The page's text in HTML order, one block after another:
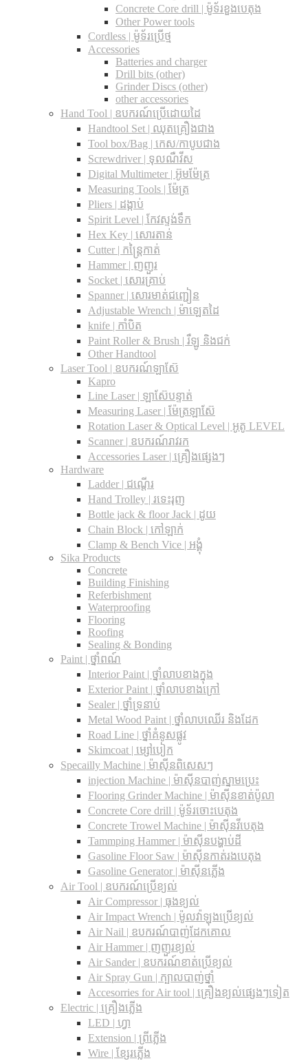
Concrete Core drill | ម៉ូទ័រខួងបេតុង
Other Power tools
Cordless​ | ម៉ូទ័រប្រើថ្ម
Accessories
Batteries and charger
Drill bits (other)
Grinder Discs (other)
other accessories
Hand Tool | ឧបករណ៍ប្រើដោយដៃ
Handtool Set | ឈុតគ្រឿងជាង
Tool box/Bag | កេស/កាបូបជាង
Screwdriver | ទុលណឺវីស
Digital Multimeter | អ៊ូមម៉ែត្រ
Measuring Tools | ម៉ែត្រ
Pliers | ដង្កាប់
Spirit Level | កែវស្ទង់ទឹក
Hex Key | សោរតាន់
Cutter | កន្រ្តៃកាត់
Hammer | ញញួរ
Socket | សោរគ្រាប់
Spanner |​ សោរមាត់ជញ្ជៀន
Adjustable Wrench |​ ម៉ាឡេតដៃ
knife | កាំបិត
Paint Roller & Brush | រឺឡូ និងជក់
Other Handtool
Laser Tool | ឧបករណ៍ឡាស៊ែ
Kapro
Line Laser | ឡាស៊ែបន្ទាត់
Measuring Laser | ម៉ែត្រឡាស៊ែ
Rotation Laser & Optical Level | អូតូ LEVEL
Scanner | ឧបករណ៍រាវរក
Accessories Laser | គ្រឿងផ្សេងៗ
Hardware
Ladder | ជណ្តើរ
Hand Trolley | រទេះរុញ
Bottle jack & floor Jack​ | ដូយ
Chain Block | កៅឡាក់
Clamp & Bench Vice | អង្គុំ
Sika Products
Concrete
Building Finishing
Referbishment
Waterproofing
Flooring
Roofing
Sealing & Bonding
Paint | ថ្នាំពណ៍
Interior Paint | ថ្នាំលាបខាងក្នុង
Exterior Paint | ថ្នាំលាបខាងក្រៅ
Sealer | ថ្នាំទ្រនាប់
Metal Wood Paint | ថ្នាំលាបឈើរ និងដែក
Road Line | ថ្នាំគំនូសផ្លូវ
Skimcoat | ម្សៅបៀក
Specailly Machine | ម៉ាស៊ីនពិសេសៗ
injection Machine | ម៉ាស៊ីនបាញ់ស្នាមប្រេះ
Flooring Grinder Machine | ម៉ាស៊ីនខាត់ប៉ូលា
Concrete Core drill | ម៉ូទ័រចោះបេតុង
Concrete Trowel Machine | ម៉ាស៊ីនវីបេតុង
Tammping Hammer | ម៉ាស៊ីនបង្ហាប់ដី
Gasoline Floor Saw | ម៉ាស៊ីនកាត់រងបេតុង
Gasoline Generator | ម៉ាស៊ីនភ្លើង
Air Tool | ឧបករណ៍ប្រើខ្យល់
Air Compressor | ធុងខ្យល់
Air Impact Wrench | ម៉ូលវ៉ាឡុងប្រើខ្យល់
Air Nail | ឧបករណ៍បាញ់ដែកគោល
Air Hammer | ញញួរខ្យល់
Air Sander | ឧបករណ៍ខាត់ប្រើខ្យល់
Air Spray Gun | ក្បាលបាញ់ថ្នាំ
Accesorries for Air tool | គ្រឿងខ្យល់ផ្សេងៗទៀត
Electric | គ្រឿងភ្លើង
LED | ហ្វា
Extension | ព្រីភ្លើង
Wire | ខ្សែរភ្លើង